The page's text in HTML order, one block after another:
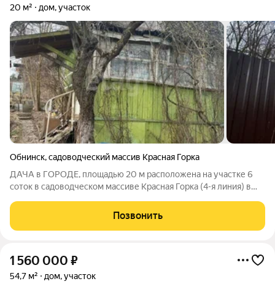
20 м² дом, участок
Обнинск,садоводческий массив Красная Горка
ДАЧА в ГОРОДЕ, площадью 20 м расположена на участке 6
соток в садоводческом массиве Красная Горка (4-я линия) в
населенных пунктов", для коллективного садоводства. Низкая
цена делает этот
Позвонить
1 560 000 ₽
54,7 м² дом, участок